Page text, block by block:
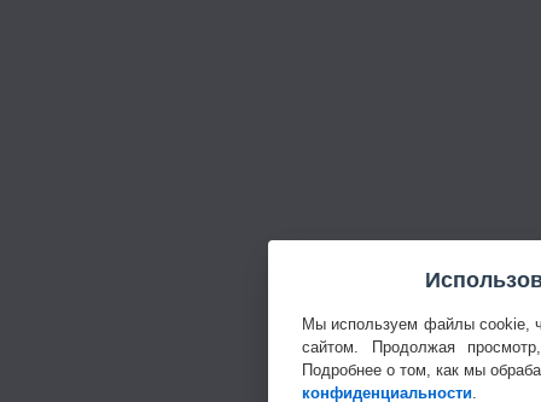
Мы используем файлы cookie,
сайтом. Продолжая
Подробнее о том, как мы
конфиденциальности